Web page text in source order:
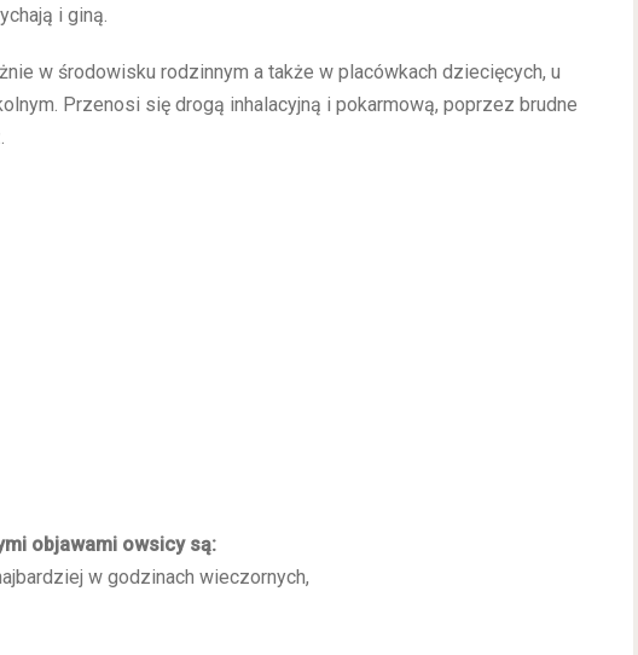
i giną.
w środowisku rodzinnym a także w placówkach dziecięcych, u
Przenosi się drogą inhalacyjną i pokarmową, poprzez brudne
objawami owsicy są:
w godzinach wieczornych,